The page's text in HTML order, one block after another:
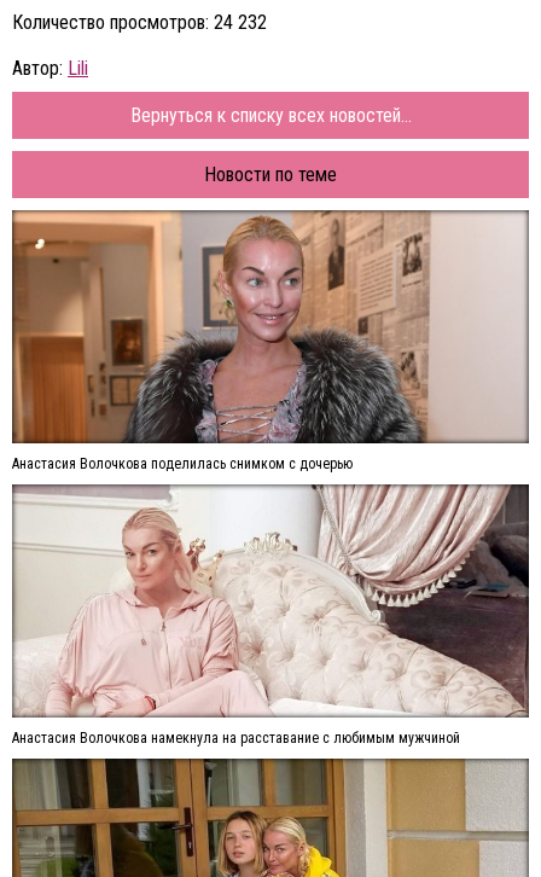
Количество просмотров: 24 232
Автор: Lili
Вернуться к списку всех новостей...
Новости по теме
Анастасия Волочкова поделилась снимком с дочерью
Анастасия Волочкова намекнула на расставание с любимым мужчиной